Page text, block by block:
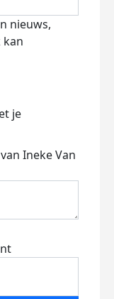
nieuws,
kan
je
Ineke Van